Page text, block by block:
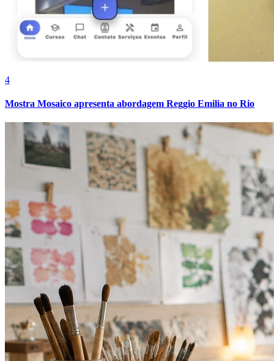
Vitória
4
Mostra Mosaico apresenta abordagem Reggio Emilia no Rio